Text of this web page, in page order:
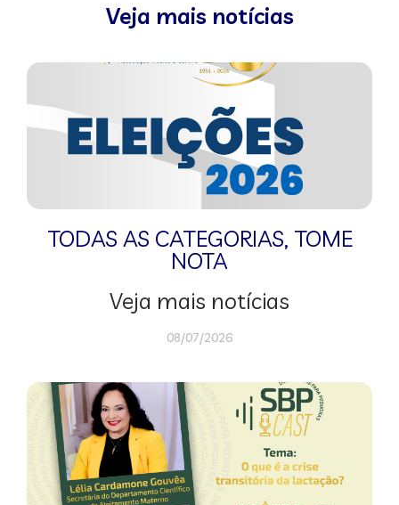
Veja mais notícias
TODAS AS CATEGORIAS, TOME
NOTA
Veja mais notícias
08/07/2026